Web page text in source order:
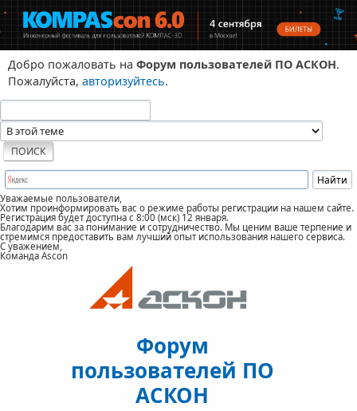
Добро пожаловать на Форум пользователей ПО АСКОН.
Пожалуйста, авторизуйтесь.
Уважаемые пользователи,
Хотим проинформировать вас о режиме работы регистрации на нашем сайте.
Регистрация будет доступна с 8:00 (мск) 12 января.
Благодарим вас за понимание и сотрудничество. Мы ценим ваше терпение и
стремимся предоставить вам лучший опыт использования нашего сервиса.
С уважением,
Команда Ascon
Форум
пользователей ПО
АСКОН